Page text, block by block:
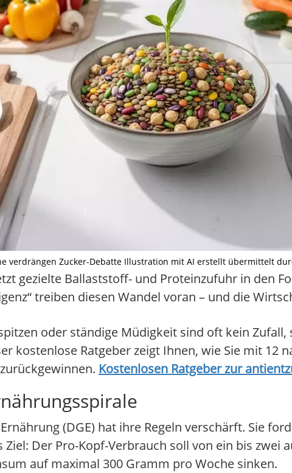
verdrängen Zucker-Debatte Illustration mit AI erstellt übermittelt
gezielte Ballaststoff- und Proteinzufuhr in den
treiben diesen Wandel voran – und die
oder ständige Müdigkeit sind oft kein
kostenlose Ratgeber zeigt Ihnen, wie Sie mit 12
Kostenlosen Ratgeber zur
(DGE) hat ihre Regeln verschärft. Sie
Der Pro-Kopf-Verbrauch soll von ein bis zwei
auf maximal 300 Gramm pro Woche sinken.